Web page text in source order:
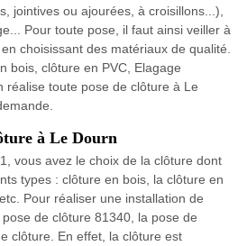
jointives ou ajourées, à croisillons...),
Pour toute pose, il faut ainsi veiller à
choisissant des matériaux de qualité.
bois, clôture en PVC, Elagage
réalise toute pose de clôture à Le
à Le Dourn
vous avez le choix de la clôture dont
types : clôture en bois, la clôture en
Pour réaliser une installation de
de clôture 81340, la pose de
clôture. En effet, la clôture est